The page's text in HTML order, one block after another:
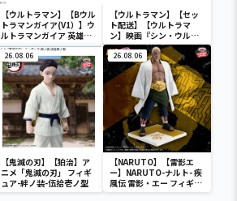
【ウルトラマン】【Bウル
トラマンガイア(V1）】ウ
ルトラマンガイア 英雄勇
像 ウルトラマンガイア
(V1･V2）
【ウルトラマン】【セッ
ト配送】【ウルトラマ
ン】映画『シン・ウルト
ラマン』 ソフビスタイル
ヒーローズ ウルトラマン
26.08.06
【鬼滅の刃】【狛治】ア
ニメ「鬼滅の刃」 フィギ
ュア-絆ノ装-伍拾壱ノ型
26.08.06
【NARUTO】【雷影エ
ー】NARUTO-ナルト- 疾
風伝 雷影・エー フィギュ
ア～五影集結…!!～